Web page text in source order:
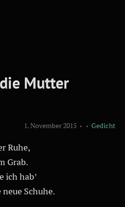
Mutter
1. November 2015 Gedicht
Ruhe,
Grab.
ich hab’
Schuhe.